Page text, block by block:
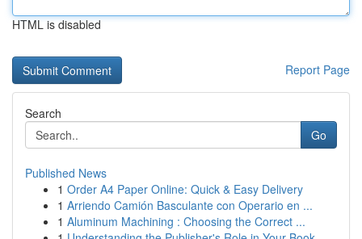
HTML is disabled
Report Page
Search
Go
Published News
1 Order A4 Paper Online: Quick & Easy Delivery
1 Arriendo Camión Basculante con Operario en ...
1 Aluminum Machining : Choosing the Correct ...